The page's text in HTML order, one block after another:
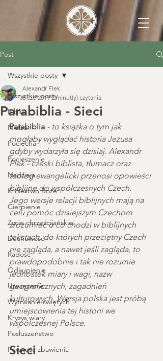
Post
Wszystkie posty
Biblia
Niebo
Pociecha
Pocieszenie
Nadzieja
Królestwo Boże
Cierpienie
Życie chrześcijańskie
Duchowość
Radość
Odkupienie
Uświęcenie
Wytrwanie świętych
Kryzys wiary
Posłuszeństwo
Pewność zbawienia
Wszystkie posty
Parabiblia - Sieci
Alexandr Flek
6 cze 2019 2 minut(y) czytania
Parabiblia - to książka o tym jak
mogłaby wyglądać historia Jezusa
gdyby wydarzyła się dzisiaj. Alexandr
Flek - czeski biblista, tłumacz oraz
teolog ewangelicki przenosi opowieści
biblijne do współczesnych Czech.
Jego wersje relacji biblijnych mają na
celu pomóc dzisiejszym Czechom
zrozumieć o co chodzi w biblijnych
tekstach, do których przeciętny Czech
nie zagląda, a nawet jeśli zagląda, to
prawdopodobnie i tak nie rozumie
jednostek miary i wagi, nazw
geograficznych, zagadnień
kulturowych. Wersja polska jest próbą
umiejscowienia tej historii we
wspólczesnej Polsce.
Sieci